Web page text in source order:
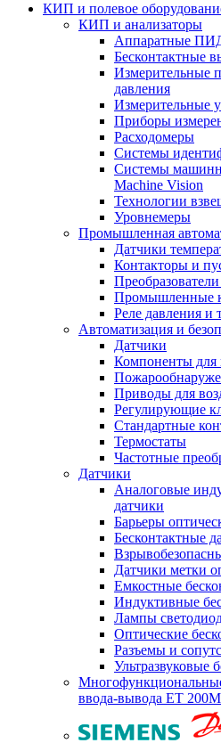
КИП и полевое
КИП и анализаторы
Аппаратные
Бесконтактные
Измерительные
давления
Измерительные
Приборы
Расходомеры
Системы
Системы
Machine Vision
Технологии
Уровнемеры
Промышленная
Датчики
Контакторы и
Промышленные
Реле давления и
Автоматизация и
Датчики
Компоненты для
Приводы для
Регулирующие
Стандартные
Термостаты
Частотные
Датчики
Аналоговые
датчики
Барьеры
Бесконтактные
Датчики метки
Емкостные
Индуктивные
Лампы
Оптические
Разъемы и
Ультразвуковые
ввода-вывода ET